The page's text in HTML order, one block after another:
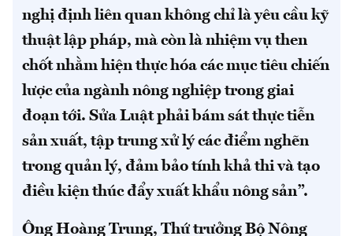
nghị định liên quan không chỉ là yêu cầu kỹ
thuật lập pháp, mà còn là nhiệm vụ then
chốt nhằm hiện thực hóa các mục tiêu chiến
lược của ngành nông nghiệp trong giai
đoạn tới. Sửa Luật phải bám sát thực tiễn
sản xuất, tập trung xử lý các điểm nghẽn
trong quản lý, đảm bảo tính khả thi và tạo
điều kiện thúc đẩy xuất khẩu nông sản”.
Ông Hoàng Trung, Thứ trưởng Bộ Nông